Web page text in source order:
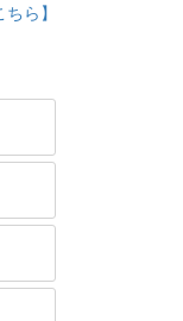
ら】